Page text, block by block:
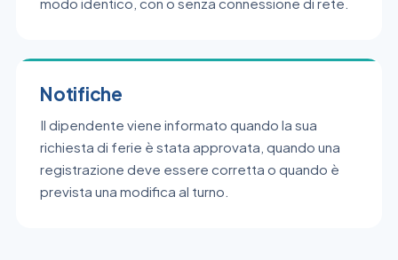
Notifiche
Il dipendente viene informato quando la sua
richiesta di ferie è stata approvata, quando una
registrazione deve essere corretta o quando è
prevista una modifica al turno.